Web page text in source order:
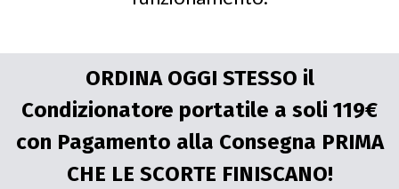
ORDINA OGGI STESSO il
Condizionatore portatile a soli 119€
con Pagamento alla Consegna PRIMA
CHE LE SCORTE FINISCANO!